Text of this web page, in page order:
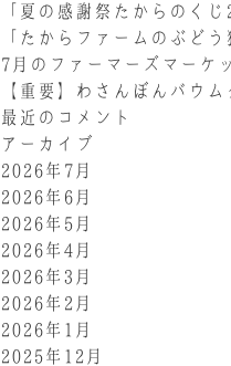
〒761-0101 香川県高松市
087-844-8801 （受
「夏の感謝祭たからのく
「たからファームのぶど
7月のファーマーズマーケ
【重要】わさんぼんバウ
最近のコメント
アーカイブ
2026年7月
2026年6月
2026年5月
2026年4月
2026年3月
2026年2月
2026年1月
2025年12月